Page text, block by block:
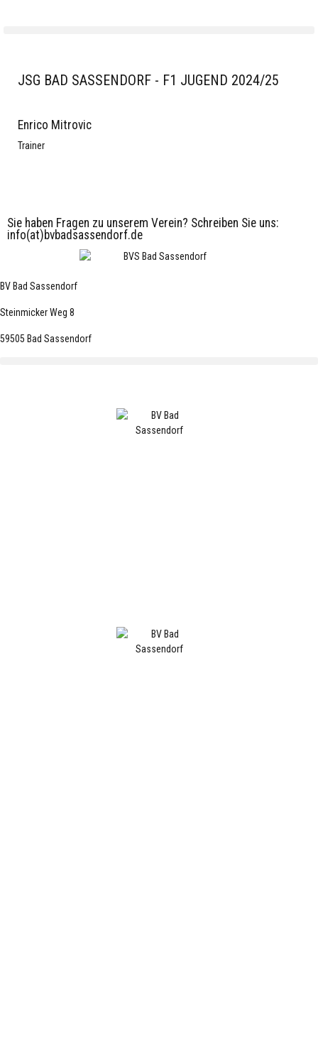
JSG BAD SASSENDORF - F1 JUGEND 2024/25
Enrico Mitrovic
Trainer
Sie haben Fragen zu unserem Verein? Schreiben Sie uns:
info(at)bvbadsassendorf.de
BV Bad Sassendorf
Steinmicker Weg 8
59505 Bad Sassendorf